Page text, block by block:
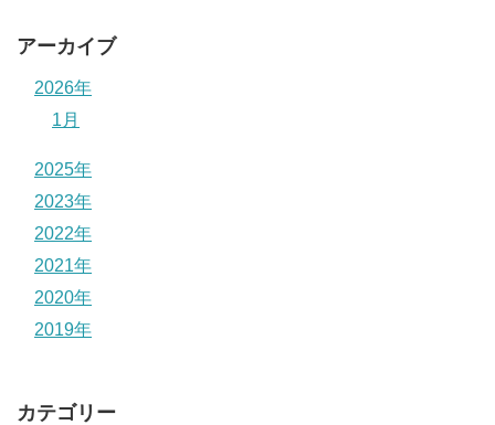
アーカイブ
2026年
1月
2025年
2023年
2022年
2021年
2020年
2019年
カテゴリー